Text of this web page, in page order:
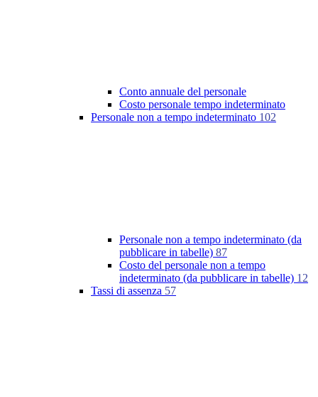
Conto annuale del personale
Costo personale tempo indeterminato
Personale non a tempo indeterminato 102
Personale non a tempo indeterminato (da
pubblicare in tabelle) 87
Costo del personale non a tempo
indeterminato (da pubblicare in tabelle) 12
Tassi di assenza 57